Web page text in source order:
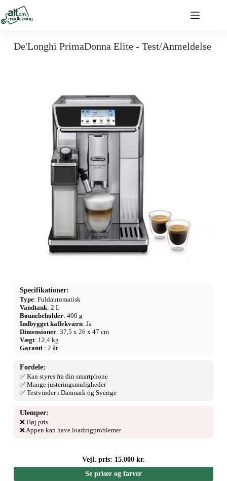
De'Longhi PrimaDonna Elite - Test/Anmeldelse
Specifikationer:
Type: Fuldautomatisk
Vandtank: 2 L
Bønnebeholder: 400 g
Indbygget kaffekværn: Ja
Dimensioner: 37,5 x 26 x 47 cm
Vægt: 12,4 kg
Garanti : 2 år
Fordele:
✅ Kan styres fra din smartphone
✅ Mange justeringsmuligheder
✅ Testvinder i Danmark og Sverige
Ulemper:
❌ Høj pris
❌ Appen kan have loadingproblemer
Vejl. pris: 15.000 kr.
Se priser og farver